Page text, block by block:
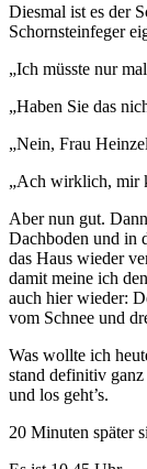
Diesmal ist es der
Schornsteinfeger
„Ich müsste nur
„Haben Sie das
„Nein, Frau
„Ach wirklich, mir
Aber nun gut.
Dachboden und in
das Haus wieder
damit meine ich
auch hier wieder:
vom Schnee und
Was wollte ich
stand definitiv
und los geht’s.
20 Minuten später